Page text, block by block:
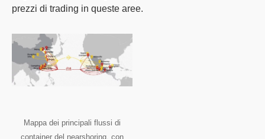
prezzi di trading in queste aree.
Mappa dei principali flussi di
container del nearshoring, con